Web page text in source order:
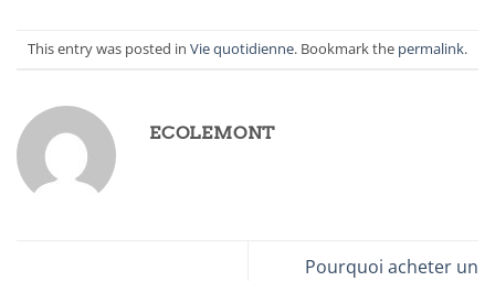
This entry was posted in Vie quotidienne. Bookmark the permalink.
ECOLEMONT
Pourquoi acheter un